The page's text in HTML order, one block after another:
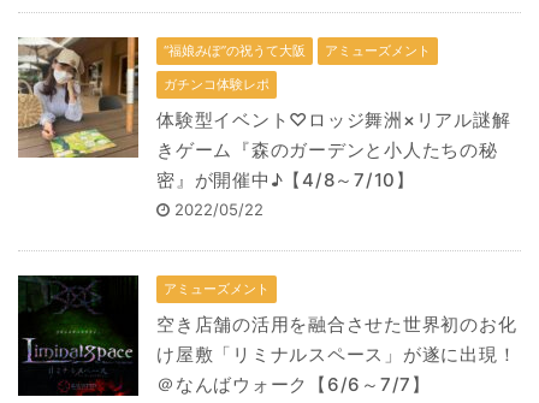
“福娘みぽ”の祝うて大阪
アミューズメント
ガチンコ体験レポ
体験型イベント♡ロッジ舞洲×リアル謎解
きゲーム『森のガーデンと小人たちの秘
密』が開催中♪【4/8～7/10】
2022/05/22
アミューズメント
空き店舗の活用を融合させた世界初のお化
け屋敷「リミナルスペース」が遂に出現！
＠なんばウォーク【6/6～7/7】